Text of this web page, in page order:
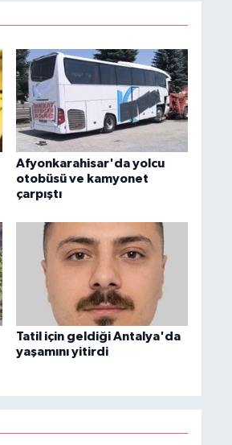
Afyonkarahisar'da yolcu
otobüsü ve kamyonet
çarpıştı
Tatil için geldiği Antalya'da
yaşamını yitirdi